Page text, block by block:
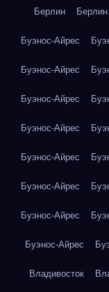
Берлин Берлин
Буэнос-Айрес
Буэнос-Айрес
Буэнос-Айрес
Буэнос-Айрес
Буэнос-Айрес
Буэнос-Айрес
Буэнос-Айрес
Буэнос-Айрес
Владивосток